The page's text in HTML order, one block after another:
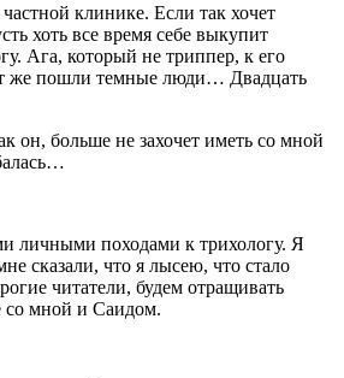
клинике. Если так хочет
хоть все время себе выкупит
Ага, который не триппер, к его
же пошли темные люди… Двадцать
он, больше не захочет иметь со мной
личными походами к трихологу. Я
сказали, что я лысею, что стало
читатели, будем отращивать
со мной и Саидом.